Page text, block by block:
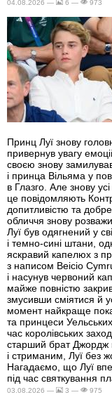
04.08.2026 — 6 — 973
Принц Луї знову
привернув увагу
своєю знову
і принца Вільяма у
в Глазго. Але знову
це повідомляють
допитливістю та
обличчя знову
Луї був одягнений у
і темно-сині штани,
яскравий капелюх з
з написом Beicio
і насунув червоний
майже повністю
змусивши сміятися й
момент найкраще
та принцеси
час королівських
старший брат Джордж
і стриманим, Луї без
Нагадаємо, що Луї
під час святкування
03.08.2026 — 3 — 975